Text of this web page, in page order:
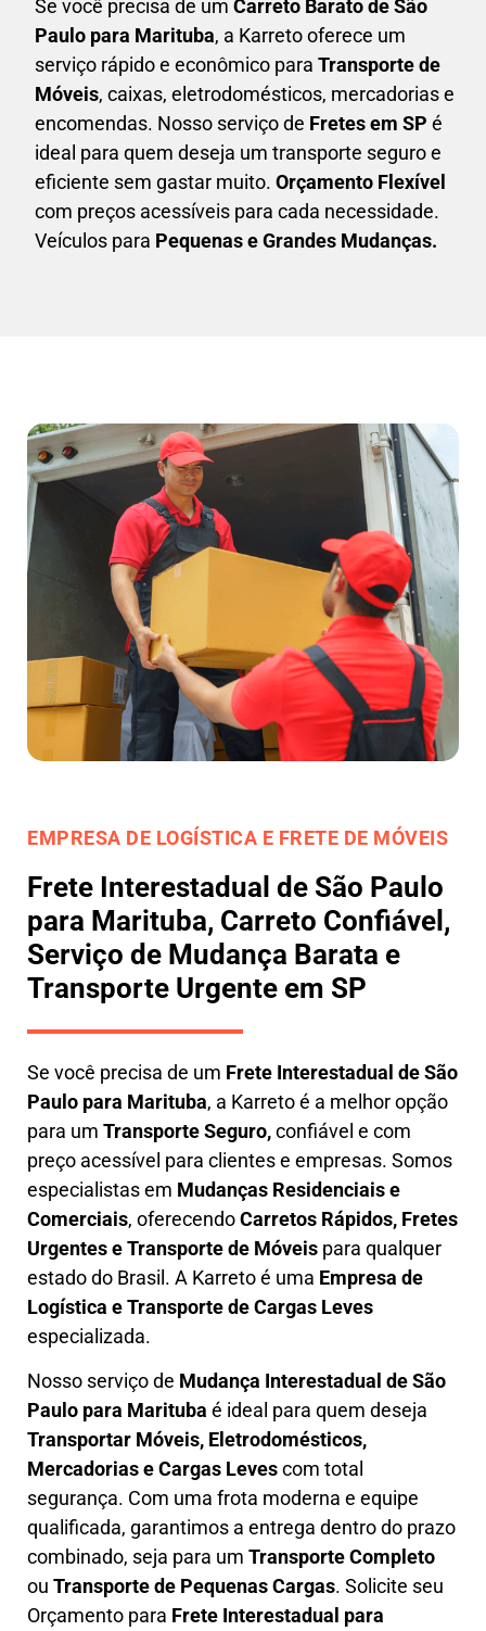
Se você precisa de um Carreto Baratode São
Paulo para Marituba, a Karreto oferece um
serviço rápido e econômico para Transporte de
Móveis, caixas, eletrodomésticos, mercadorias e
encomendas. Nosso serviço de Fretes em SP é
ideal para quem deseja um transporte seguro e
eficiente sem gastar muito. Orçamento Flexível
com preços acessíveis para cada necessidade.
Veículos para Pequenas e Grandes Mudanças.
EMPRESA DE LOGÍSTICA E FRETE DE MÓVEIS
Frete Interestadual de São Paulo
para Marituba, Carreto Confiável,
Serviço de Mudança Barata e
Transporte Urgente em SP
Se você precisa de um Frete Interestadual de São
Paulo para Marituba, a Karreto é a melhor opção
para um Transporte Seguro,confiável e com
preço acessível para clientes e empresas. Somos
especialistas em Mudanças Residenciais e
Comerciais, oferecendoCarretos Rápidos, Fretes
Urgentes e Transporte de Móveis para qualquer
estado do Brasil. A Karretoé uma Empresa de
Logística e Transporte de Cargas Leves
especializada.
Nosso serviço de Mudança Interestadual de São
Paulo para Marituba é ideal para quem deseja
Transportar Móveis, Eletrodomésticos,
Mercadorias e Cargas Levescom total
segurança. Com uma frota moderna e equipe
qualificada, garantimos a entrega dentro do prazo
combinado, seja para um Transporte Completo
ou Transporte de Pequenas Cargas. Solicite seu
Orçamento para Frete Interestadual para